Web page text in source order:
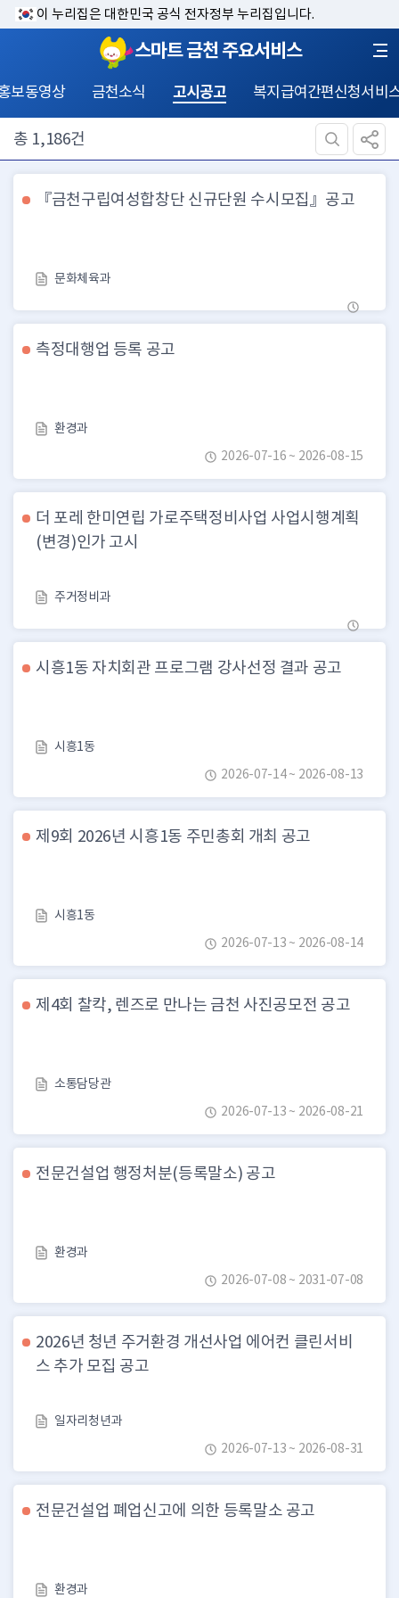
이 누리집은 대한민국 공식 전자정부 누리집입니다.
스마트 금천 주요서비스
보동영상 금천소식 고시공고 복지급여간편신청서비
총 1,186건
『금천구립여성합창단 신규단원 수시모집』공고
문화체육과
측정대행업 등록 공고
환경과
2026-07-16 ~ 2026-08-15
더 포레 한미연립 가로주택정비사업 사업시행계획
(변경)인가 고시
주거정비과
시흥1동 자치회관 프로그램 강사선정 결과 공고
시흥1동
2026-07-14 ~ 2026-08-13
제9회 2026년 시흥1동 주민총회 개최 공고
시흥1동
2026-07-13 ~ 2026-08-14
제4회 찰칵, 렌즈로 만나는 금천 사진공모전 공고
소통담당관
2026-07-13 ~ 2026-08-21
전문건설업 행정처분(등록말소) 공고
환경과
2026-07-08 ~ 2031-07-08
2026년 청년 주거환경 개선사업 에어컨 클린서비
스 추가 모집 공고
일자리청년과
2026-07-13 ~ 2026-08-31
전문건설업 폐업신고에 의한 등록말소 공고
환경과